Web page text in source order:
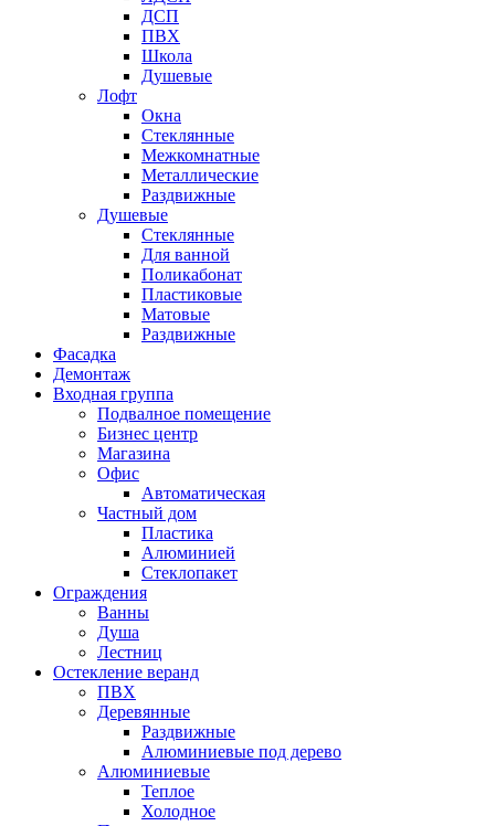
ДСП
ПВХ
Школа
Душевые
Лофт
Окна
Стеклянные
Межкомнатные
Металлические
Раздвижные
Душевые
Стеклянные
Для ванной
Поликабонат
Пластиковые
Матовые
Раздвижные
Фасадка
Демонтаж
Входная группа
Подвалное помещение
Бизнес центр
Магазина
Офис
Автоматическая
Частный дом
Пластика
Алюминией
Стеклопакет
Ограждения
Ванны
Душа
Лестниц
Остекление веранд
ПВХ
Деревянные
Раздвижные
Алюминиевые под дерево
Алюминиевые
Теплое
Холодное